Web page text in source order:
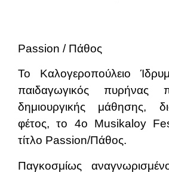
Passion / Πάθος
Το Καλογεροπούλειο
παιδαγωγικός πυρήνας
δημιουργικής μάθησης,
φέτος, το 4o Musikaloy
τίτλο Passion/Πάθος.
Παγκοσμίως